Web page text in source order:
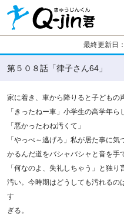
最終更新日：
第５０８話「律子さん64」
家に着き、車から降りると子どもの
「きったねー車」小学生の高学年ら
「悪かったわね汚くて」
「やっべ～逃げろ」私が居た事に
かるんだ道をバシャバシャと音を手
「何なのよ、失礼しちゃう」と独
汚い。今時期はどうしても汚れるの
す
ぎる。